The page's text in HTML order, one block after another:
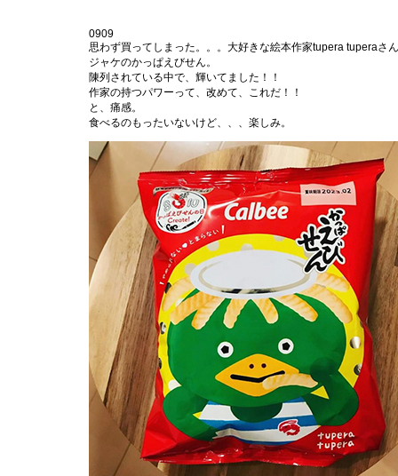
0909
思わず買ってしまった。。。大好きな絵本作家tupera tuperaさ
ジャケのかっぱえびせん。
陳列されている中で、輝いてました！！
作家の持つパワーって、改めて、これだ！！
と、痛感。
食べるのもったいないけど、、、楽しみ。